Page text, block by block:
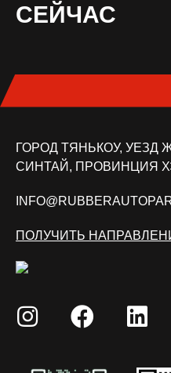
СЕЙЧАС
ГОРОД ТЯНЬКОУ, УЕЗД
СИНТАЙ, ПРОВИНЦИЯ
ПОЛУЧИТЬ